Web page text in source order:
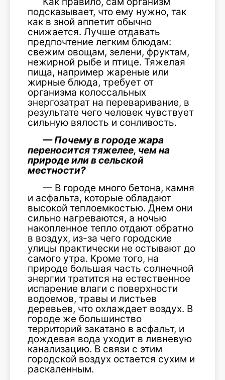
подсказывает, что ему нужно, так
как в зной аппетит обычно
снижается. Лучше отдавать
предпочтение легким блюдам:
свежим овощам, зелени, фруктам,
нежирной рыбе и птице. Тяжелая
пища, например жареные или
жирные блюда, требует от
организма колоссальных
энергозатрат на переваривание, в
результате чего человек чувствует
сильную вялость и сонливость.
— Почему в городе жара
переносится тяжелее, чем на
природе или в сельской
местности?
— В городе много бетона, камня
и асфальта, которые обладают
высокой теплоемкостью. Днем они
сильно нагреваются, а ночью
накопленное тепло отдают обратно
в воздух, из-за чего городские
улицы практически не остывают до
самого утра. Кроме того, на
природе большая часть солнечной
энергии тратится на естественное
испарение влаги с поверхности
водоемов, травы и листьев
деревьев, что охлаждает воздух. В
городе же большинство
территорий закатано в асфальт, и
дождевая вода уходит в ливневую
канализацию. В связи с этим
городской воздух остается сухим и
раскаленным.